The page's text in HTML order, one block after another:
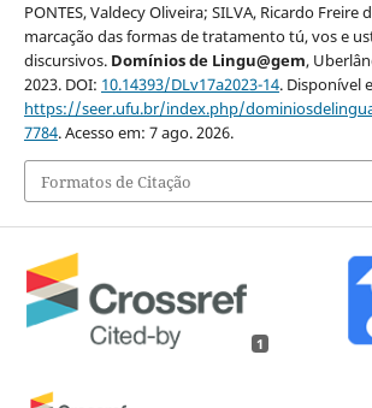
PONTES, Valdecy Oliveira; SILVA, Ricardo Freire
marcação das formas de tratamento tú, vos e
discursivos. Domínios de Lingu@gem,
2023. DOI: 10.14393/DLv17a2023-14. Disponível
https://seer.ufu.br/index.php/
7784. Acesso em: 7 ago. 2026.
Formatos de Citação
1